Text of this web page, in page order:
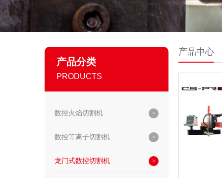
产品分类
PRODUCTS
数控火焰切割机
数控等离子切割机
龙门式数控切割机
产品中心